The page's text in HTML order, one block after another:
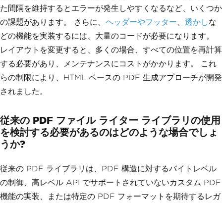
た間隔を維持するとエラーが発生しやすくなるなど、いくつか
の課題があります。 さらに、 ヘッダーやフッター 透かしな
どの機能を実装するには、大量のコードが必要になります。
レイアウトを変更すると、多くの場合、すべての位置を再計算
する必要があり、メンテナンスにコストがかかります。 これ
らの制限により、HTML ベースの PDF 生成アプローチが開発
されました。
従来の PDF ファイル ライター ライブラリの使用
を検討する必要があるのはどのような場合でしょ
うか?
従来の PDF ライブラリは、PDF 構造に対するバイトレベル
の制御、高レベル API でサポートされていないカスタム PDF
機能の実装、または特定の PDF フォーマットを期待するレガ